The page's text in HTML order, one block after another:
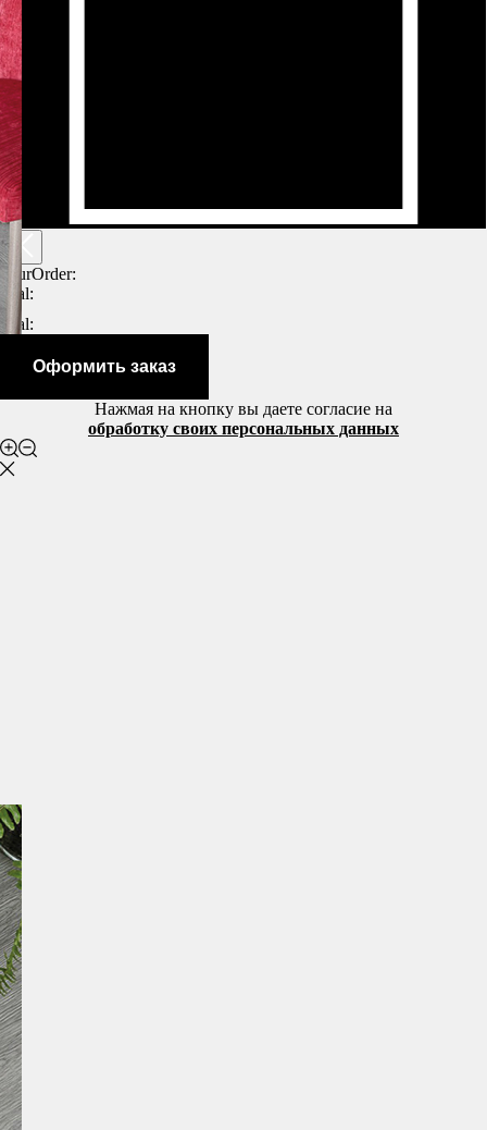
yourOrder:
total:
total:
Оформить заказ
Нажмая на кнопку вы даете согласие на
обработку своих персональных данных